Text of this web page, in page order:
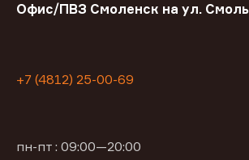
Офис/ПВЗ Смоленск на ул.
+7 (4812) 25-00-69
пн-пт : 09:00—20:00